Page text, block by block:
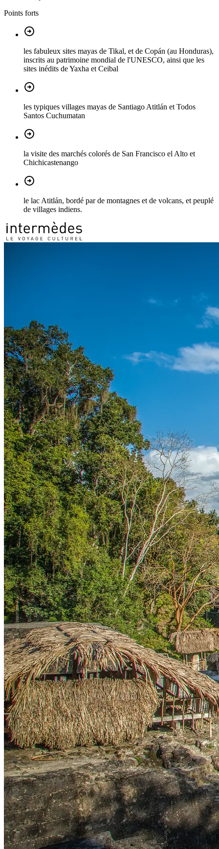
Points forts
les fabuleux sites mayas de Tikal, et de Copán (au Honduras),
inscrits au patrimoine mondial de l'UNESCO, ainsi que les
sites inédits de Yaxha et Ceibal
les typiques villages mayas de Santiago Atitlán et Todos
Santos Cuchumatan
la visite des marchés colorés de San Francisco el Alto et
Chichicastenango
le lac Atitlán, bordé par de montagnes et de volcans, et peuplé
de villages indiens.